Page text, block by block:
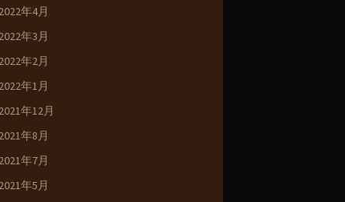
2022年4月
2022年3月
2022年2月
2022年1月
2021年12月
2021年8月
2021年7月
2021年5月